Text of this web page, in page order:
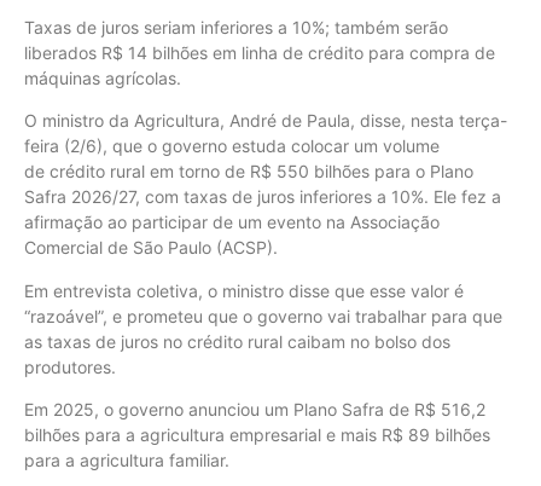
Taxas de juros seriam inferiores a 10%; também serão
liberados R$ 14 bilhões em linha de crédito para compra de
máquinas agrícolas.
O ministro da Agricultura, André de Paula, disse, nesta terça-
feira (2/6), que o governo estuda colocar um volume
de crédito rural em torno de R$ 550 bilhões para o Plano
Safra 2026/27, com taxas de juros inferiores a 10%. Ele fez a
afirmação ao participar de um evento na Associação
Comercial de São Paulo (ACSP).
Em entrevista coletiva, o ministro disse que esse valor é
“razoável”, e prometeu que o governo vai trabalhar para que
as taxas de juros no crédito rural caibam no bolso dos
produtores.
Em 2025, o governo anunciou um Plano Safra de R$ 516,2
bilhões para a agricultura empresarial e mais R$ 89 bilhões
para a agricultura familiar.